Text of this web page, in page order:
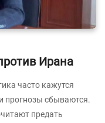
Ирана
часто кажутся
прогнозы сбываются.
предать